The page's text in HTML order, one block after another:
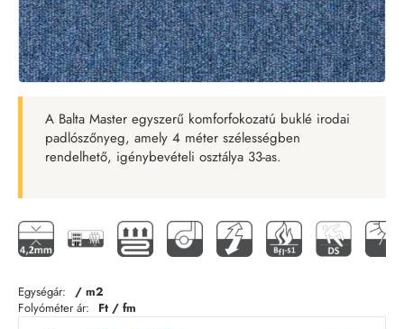
A Balta Master egyszerű komforfokozatú buklé irodai
padlószőnyeg, amely 4 méter szélességben
rendelhető, igénybevételi osztálya 33-as.
Egységár:
/ m2
Folyóméter ár:
Ft / fm